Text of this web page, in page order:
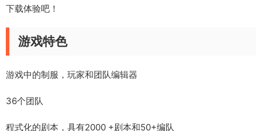
下载体验吧！
游戏特色
游戏中的制服，玩家和团队编辑器
36个团队
程式化的剧本，具有2000 +剧本和50+编队